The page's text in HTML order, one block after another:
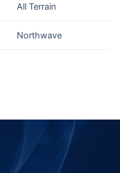
All Terrain
Northwave